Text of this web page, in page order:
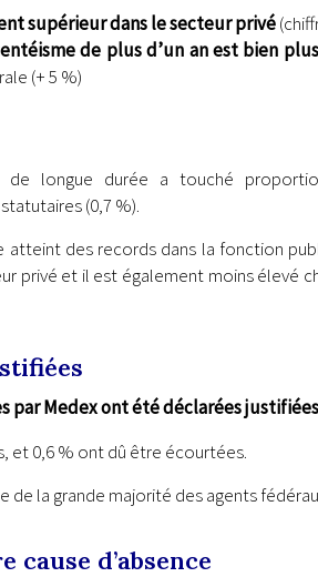
supérieur dans le secteur privé
de plus d’un an est bien
(+ 5 %)
de longue durée a touché
(0,7 %).
atteint des records dans la fonction
privé et il est également moins élevé
par Medex ont été déclarées
et 0,6 % ont dû être écourtées.
la grande majorité des agents
d’absence